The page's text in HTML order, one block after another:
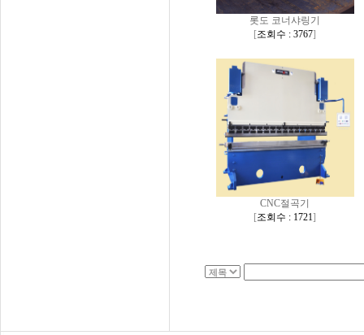
롯도 코너샤링기
[조회수 : 3767]
CNC절곡기
[조회수 : 1721]